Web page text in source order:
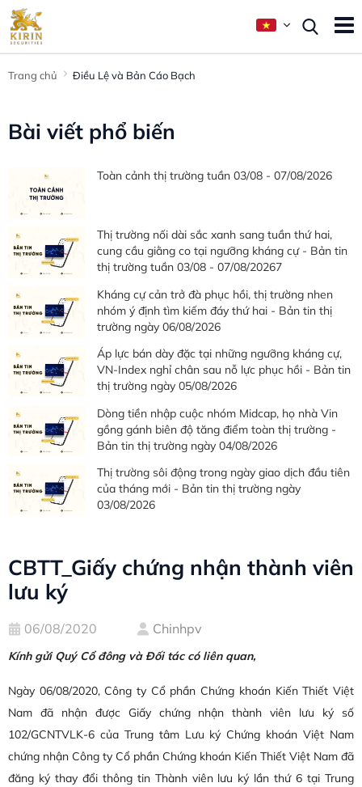
Trang chủ Điều Lệ và Bản Cáo Bạch
CBTT_Giấy chứng nhận thành viên
lưu ký
06/08/2020 Chinhpv
Kính gửi Quý Cổ đông và Đối tác có liên quan,
Ngày 06/08/2020, Công ty Cổ phần Chứng khoán Kiến Thiết Việt
Nam đã nhận được Giấy chứng nhận thành viên lưu ký số
102/GCNTVLK-6 của Trung tâm Lưu ký Chứng khoán Việt Nam
chứng nhận Công ty Cổ phần Chứng khoán Kiến Thiết Việt Nam đã
đăng ký thay đổi thông tin Thành viên lưu ký lần thứ 6 tại Trung
Bài viết phổ biến
Toàn cảnh thị trường tuần 03/08 - 07/08/2026
Thị trường nối dài sắc xanh sang tuần thứ hai,
cung cầu giằng co tại ngưỡng kháng cự - Bản tin
thị trường tuần 03/08 - 07/08/20267
Kháng cự cản trở đà phục hồi, thị trường nhen
nhóm ý định tìm kiếm đáy thứ hai - Bản tin thị
trường ngày 06/08/2026
Áp lực bán dày đặc tại những ngưỡng kháng cự,
VN-Index nghỉ chân sau nỗ lực phục hồi - Bản tin
thị trường ngày 05/08/2026
Dòng tiền nhập cuộc nhóm Midcap, họ nhà Vin
gồng gánh biên độ tăng điểm toàn thị trường -
Bản tin thị trường ngày 04/08/2026
Thị trường sôi động trong ngày giao dịch đầu tiên
của tháng mới - Bản tin thị trường ngày
03/08/2026